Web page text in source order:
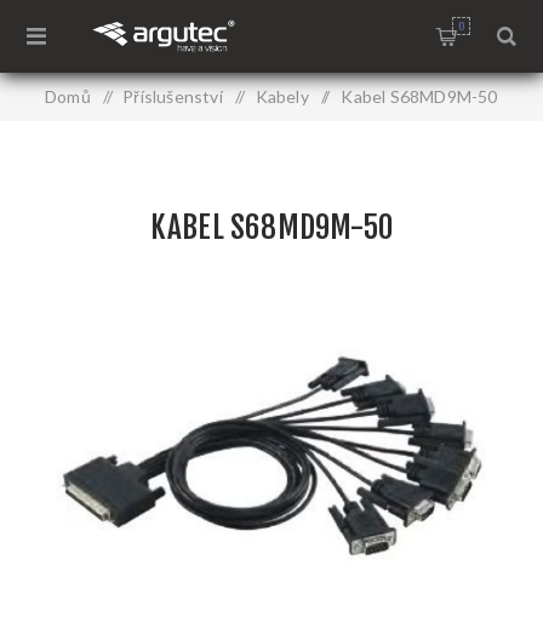
0
Domů / Příslušenství / Kabely / Kabel S68MD9M-50
KABEL S68MD9M-50